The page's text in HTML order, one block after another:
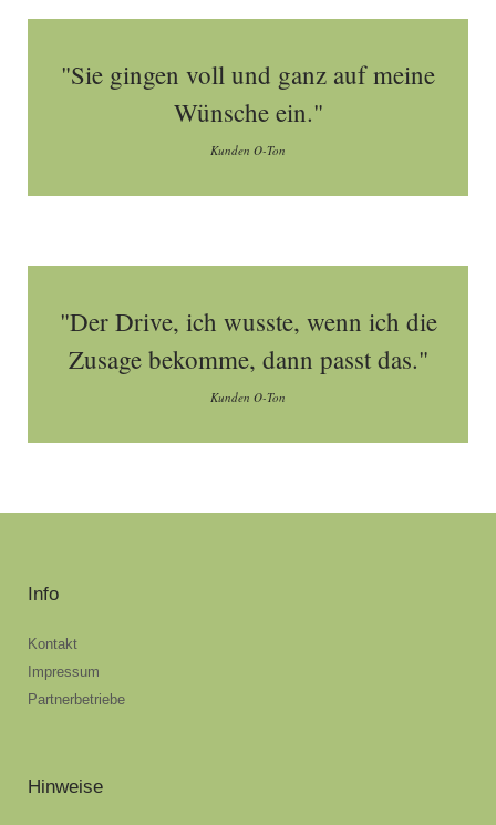
"Sie gingen voll und ganz auf meine
Wünsche ein."
Kunden O-Ton
"Der Drive, ich wusste, wenn ich die
Zusage bekomme, dann passt das."
Kunden O-Ton
Info
Kontakt
Impressum
Partnerbetriebe
Hinweise